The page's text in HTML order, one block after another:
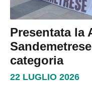
Presentata la
categoria
22 LUGLIO 2026